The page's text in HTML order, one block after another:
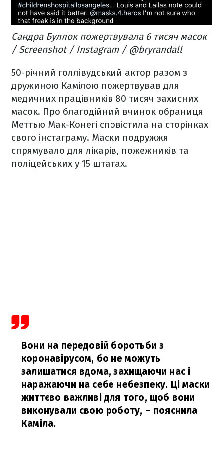
Сандра Буллок пожертвувала 6 тисяч масок
/ Screenshot / Instagram / @bryrandall
50-річний голлівудський актор разом з
дружиною Камілою пожертвував для
медичних працівників 80 тисяч захисних
масок. Про благодійний вчинок обраниця
Меттью Мак-Конегі сповістила на сторінках
свого інстаграму. Маски подружжя
спрямувало для лікарів, пожежників та
поліцейських у 15 штатах.
Вони на передовій боротьби з
коронавірусом, бо не можуть
залишатися вдома, захищаючи нас і
наражаючи на себе небезпеку. Ці маски
життєво важливі для того, щоб вони
виконували свою роботу, – пояснила
Каміла.